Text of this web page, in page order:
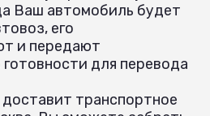
Ваш автомобиль будет
его
и передают
для перевода
доставит транспортное